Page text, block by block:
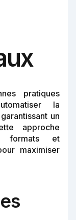
pratiques
la
un
approche
formats et
maximiser